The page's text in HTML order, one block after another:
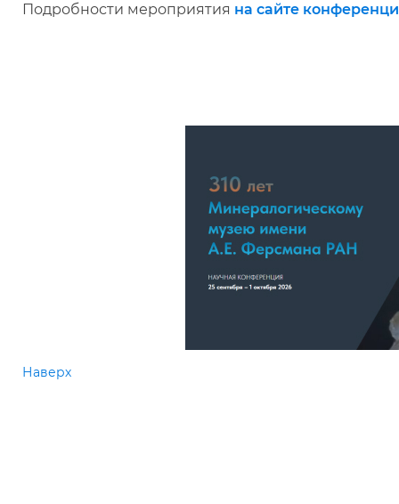
Подробности мероприятия на сайте
Наверх